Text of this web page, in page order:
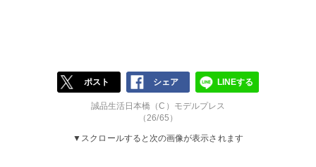
ポスト シェア LINEする
誠品生活日本橋（C）モデルプレス
（26/65）
▼スクロールすると次の画像が表示されます